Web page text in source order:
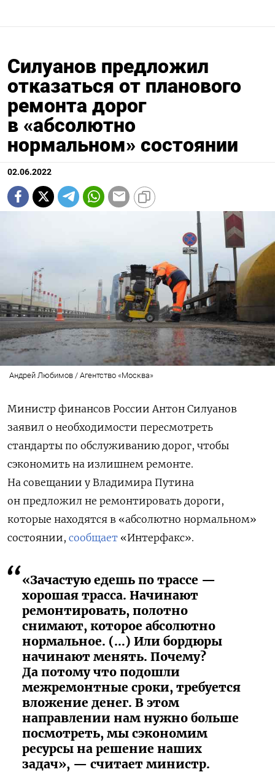
Силуанов предложил
отказаться от планового
ремонта дорог
в «абсолютно
нормальном» состоянии
02.06.2022
Андрей Любимов / Агентство «Москва»
Министр финансов России Антон Силуанов
заявил о необходимости пересмотреть
стандарты по обслуживанию дорог, чтобы
сэкономить на излишнем ремонте.
На совещании у Владимира Путина
он предложил не ремонтировать дороги,
которые находятся в «абсолютно нормальном»
состоянии, сообщает «Интерфакс».
«Зачастую едешь по трассе —
хорошая трасса. Начинают
ремонтировать, полотно
снимают, которое абсолютно
нормальное. (…) Или бордюры
начинают менять. Почему?
Да потому что подошли
межремонтные сроки, требуется
вложение денег. В этом
направлении нам нужно больше
посмотреть, мы сэкономим
ресурсы на решение наших
задач», — считает министр.